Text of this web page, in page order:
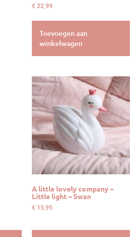
€ 22,99
Toevoegen aan
winkelwagen
A little lovely company –
Little light – Swan
€ 15,95